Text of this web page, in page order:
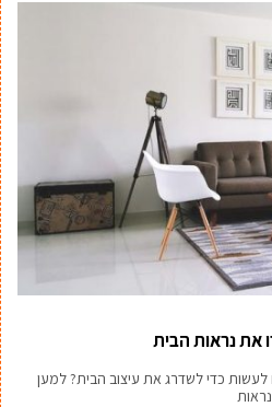
כדי לשדרג את עיצוב הבית? למען